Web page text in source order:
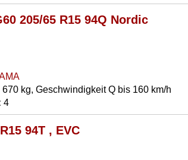
205/65 R15 94Q Nordic
670 kg, Geschwindigkeit Q bis 160 km/h
4
94T , EVC